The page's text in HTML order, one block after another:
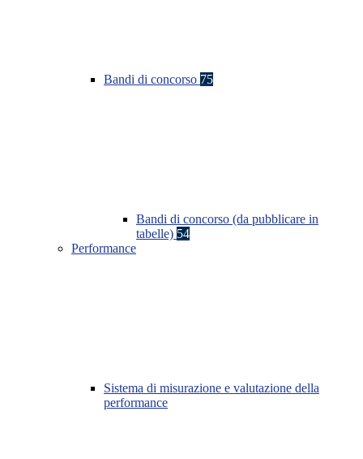
Bandi di concorso 75
Bandi di concorso (da pubblicare in
tabelle) 54
Performance
Sistema di misurazione e valutazione della
performance